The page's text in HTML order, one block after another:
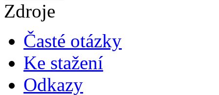
Zdroje
Časté otázky
Ke stažení
Odkazy